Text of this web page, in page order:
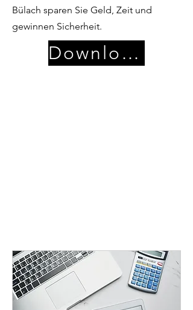
Bülach sparen Sie Geld, Zeit und
gewinnen Sicherheit.
Download